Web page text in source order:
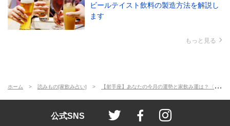
ビールテイスト飲料の製造方法を解説し
ます
もっと見る
ホーム 読みもの[家飲み占い] 【射手座】あなたの今月の運勢と家飲み運は？〈2021年11月の家飲み占い〉
公式SNS ienomi style[イ
ienomi style[
ienomi